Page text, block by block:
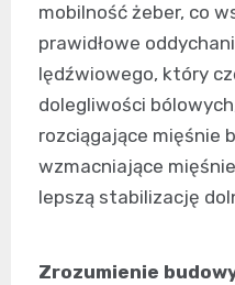
mobilność żeber, co
prawidłowe
lędźwiowego, który
dolegliwości
rozciągające mięśnie
wzmacniające
lepszą stabilizację
Zrozumienie